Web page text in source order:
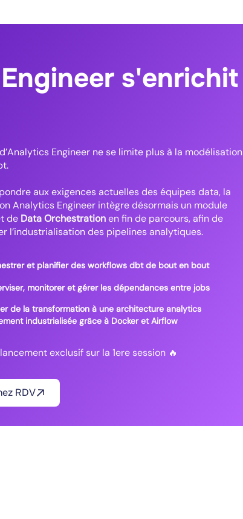
s'enrichit
Engineer ne se limite plus à la modélisation
aux exigences actuelles des équipes data, la
Analytics Engineer intègre désormais un module
de Data Orchestrationen fin de parcours, afin de
l’industrialisation des pipelines analytiques.
et planifier des workflows dbt de bout en bout
monitorer et gérer les dépendances entre jobs
de la transformation à une architecture analytics
industrialisée grâce à Docker et Airflow
exclusif sur la 1ere session 🔥
RDV